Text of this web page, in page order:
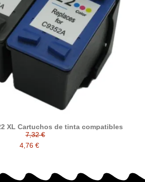
XL y HP 22 XL Cartuchos de tinta compatibles
7,32 €
4,76 €